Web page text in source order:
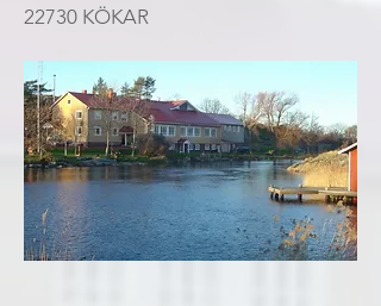
22730 KÖKAR